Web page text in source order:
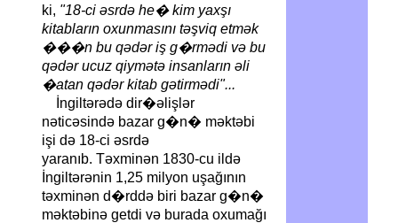
ki, "18-ci əsrdə he� kim yaxşı
kitabların oxunmasını təşviq etmək
���n bu qədər iş g�rmədi və bu
qədər ucuz qiymətə insanların əli
�atan qədər kitab gətirmədi"...
İngiltərədə dir�əlişlər
nəticəsində bazar g�n� məktəbi
işi də 18-ci əsrdə
yaranıb. Təxminən 1830-cu ildə
İngiltərənin 1,25 milyon uşağının
təxminən d�rddə biri bazar g�n�
məktəbinə getdi və burada oxumağı